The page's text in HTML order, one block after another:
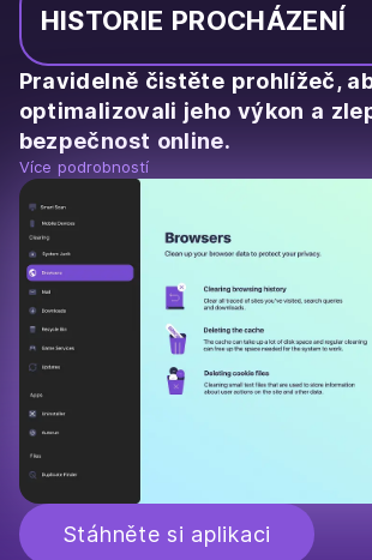
HISTORIE PROCHÁZENÍ
Pravidelně čistěte prohlížeč,
optimalizovali jeho výkon a
bezpečnost online.
Více podrobností
Stáhněte si aplikaci